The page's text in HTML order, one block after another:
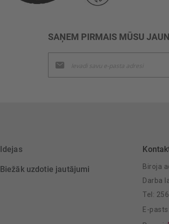
SAŅEM PIRMAIS MŪSU
jaunumu
saņemšanai:
Idejas
Biežāk uzdotie jautājumi
Biroja
Darba
Tel:
E-pasts: